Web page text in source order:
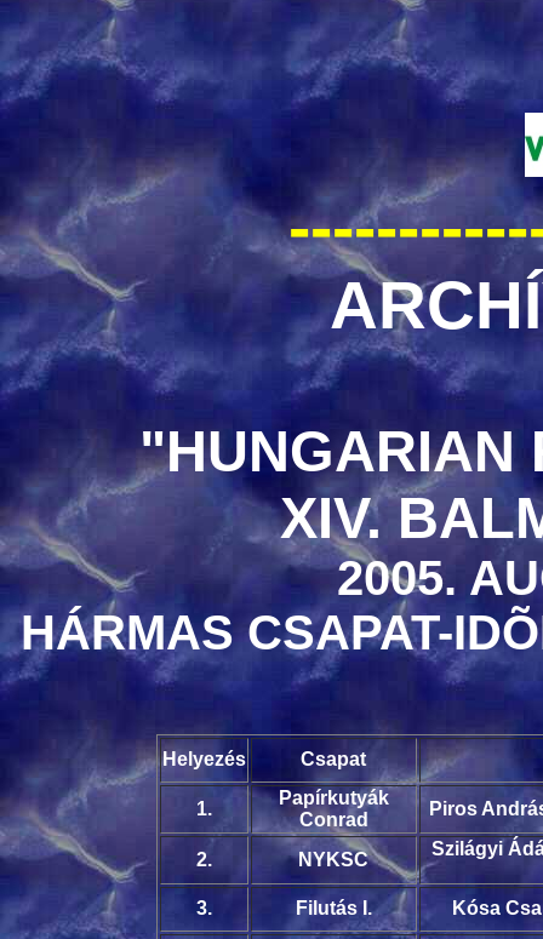
"HUNGARIAN
XIV.
2005.
HÁRMAS CSAPAT-
Helyezés Csapat
1.
Papírkutyák
Conrad
Piros
2. NYKSC
Szilágyi
3. Filutás I. Kósa